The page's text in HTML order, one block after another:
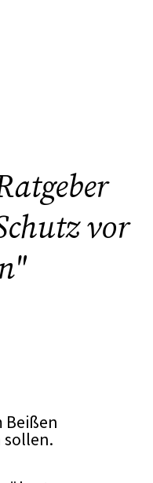
vor
Beißen
sollen.